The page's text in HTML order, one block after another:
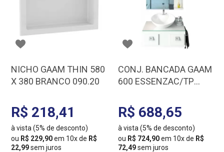
NICHO GAAM THIN 580
X 380 BRANCO 090.20
R$ 218,41
à vista (5% de desconto)
ou R$ 229,90em 10x de R$
22,99sem juros
CONJ. BANCADA GAAM
600 ESSENZAC/TP
BR 0941.20.20
R$ 688,65
à vista (5% de desconto)
ou R$ 724,90em 10x de R$
72,49sem juros